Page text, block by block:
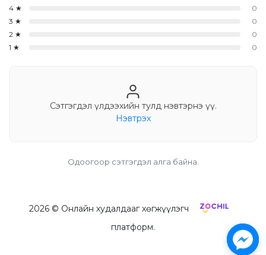
4 ★
0
3 ★
0
2 ★
0
1 ★ 0
Сэтгэгдэл үлдээхийн тулд нэвтэрнэ үү.
Нэвтрэх
Одоогоор сэтгэгдэл алга байна.
2026© Онлайн худалдааг хөгжүүлэгч
платформ.